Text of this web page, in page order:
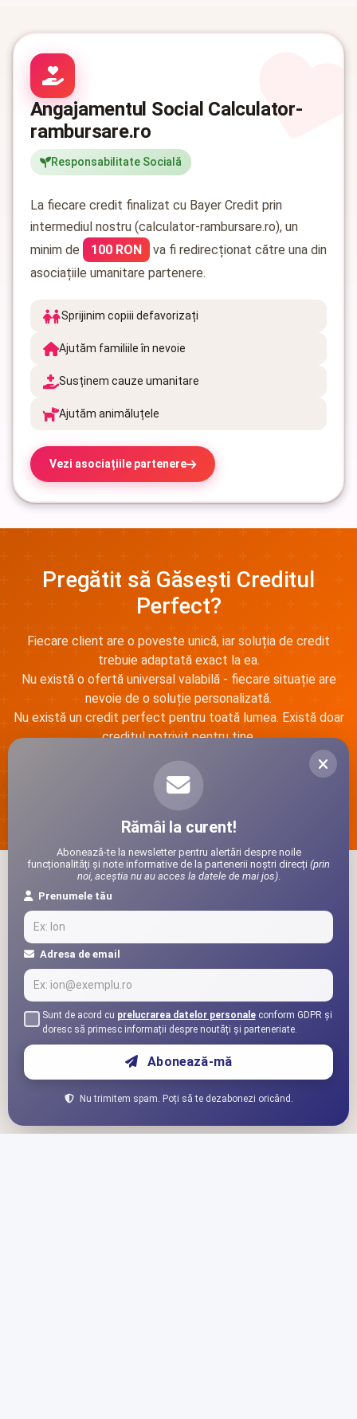
Angajamentul Social Calculator-
rambursare.ro
Responsabilitate Socială
La fiecare credit finalizat cu Bayer Credit prin
intermediul nostru (calculator-rambursare.ro), un
minim de
100 RON
va fi redirecționat către una din
asociațiile umanitare partenere.
Sprijinim copiii defavorizați
Ajutăm familiile în nevoie
Susținem cauze umanitare
Ajutăm animăluțele
Vezi asociațiile partenere
Pregătit să Găsești Creditul
Perfect?
Fiecare client are o poveste unică, iar soluția de credit
trebuie adaptată exact la ea.
Nu există o ofertă universal valabilă - fiecare situație are
nevoie de o soluție personalizată.
Nu există un credit perfect pentru toată lumea. Există doar
creditul potrivit pentru tine.
Completează fișa
100% GRATUIT
Rămâi la curent!
Abonează-te la newsletter pentru alertări despre noile
funcționalități și note informative de la partenerii noștri direcți (prin
noi, aceștia nu au acces la datele de mai jos).
Prenumele tău
Adresa de email
Sunt de acord cu prelucrarea datelor personaleconform GDPR și
doresc să primesc informații despre noutăți și parteneriate.
Abonează-mă
Nu trimitem spam. Poți să te dezabonezi oricând.